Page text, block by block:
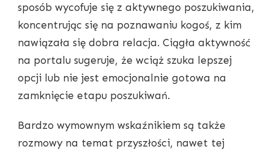
sposób wycofuje się z aktywnego poszukiwania,
koncentrując się na poznawaniu kogoś, z kim
nawiązała się dobra relacja. Ciągła aktywność
na portalu sugeruje, że wciąż szuka lepszej
opcji lub nie jest emocjonalnie gotowa na
zamknięcie etapu poszukiwań.
Bardzo wymownym wskaźnikiem są także
rozmowy na temat przyszłości, nawet tej